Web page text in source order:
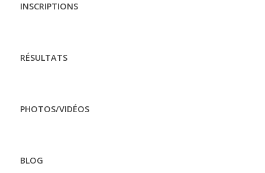
INSCRIPTIONS
RÉSULTATS
PHOTOS/VIDÉOS
BLOG